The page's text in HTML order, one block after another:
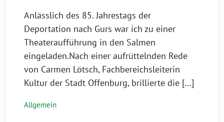
Anlässlich des 85. Jahrestags der
Deportation nach Gurs war ich zu einer
Theateraufführung in den Salmen
eingeladen.Nach einer aufrüttelnden Rede
von Carmen Lötsch, Fachbereichsleiterin
Kultur der Stadt Offenburg, brillierte die […]
Allgemein